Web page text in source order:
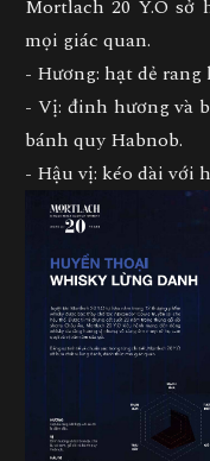
Mortlach 20 Y.O
mọi giác quan.
- Hương: hạt dẻ rang
- Vị: đinh hương và
bánh quy Habnob.
- Hậu vị: kéo dài với